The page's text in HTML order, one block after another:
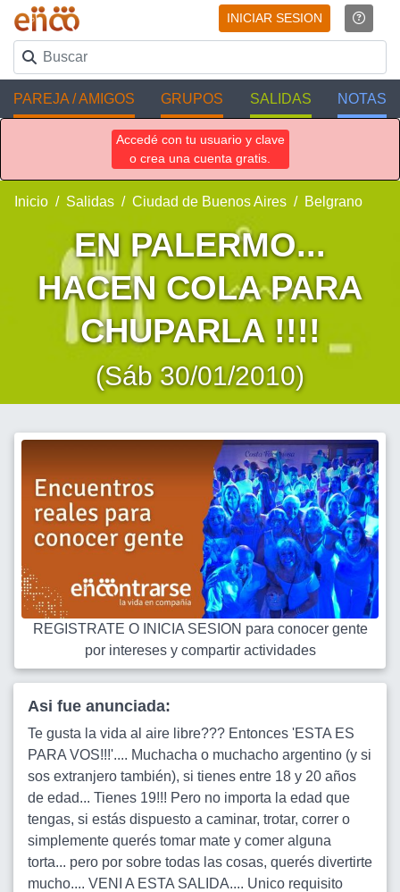
INICIAR SESION
PAREJA / AMIGOS GRUPOS SALIDAS NOTAS
Accedé con tu usuario y clave
o crea una cuenta gratis.
Inicio Salidas Ciudad de Buenos Aires Belgrano
EN PALERMO...
HACEN COLA PARA
CHUPARLA !!!!
(Sáb 30/01/2010)
REGISTRATE O INICIA SESION para conocer gente
por intereses y compartir actividades
Asi fue anunciada:
Te gusta la vida al aire libre??? Entonces 'ESTA ES
PARA VOS!!!'.... Muchacha o muchacho argentino (y si
sos extranjero también), si tienes entre 18 y 20 años
de edad... Tienes 19!!! Pero no importa la edad que
tengas, si estás dispuesto a caminar, trotar, correr o
simplemente querés tomar mate y comer alguna
torta... pero por sobre todas las cosas, querés divertirte
mucho.... VENI A ESTA SALIDA.... Unico requisito